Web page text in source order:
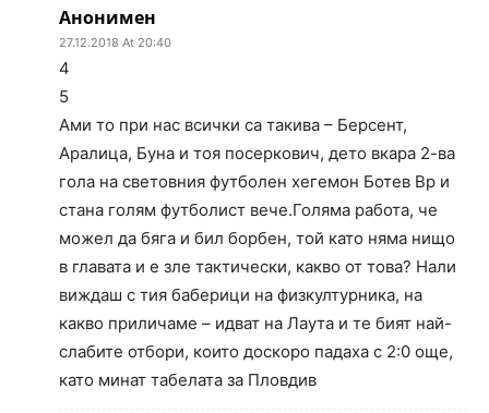
Анонимен
27.12.2018 At 20:40
4
5
Ами то при нас всички са такива – Берсент,
Аралица, Буна и тоя посеркович, дето вкара 2-ва
гола на световния футболен хегемон Ботев Вр и
стана голям футболист вече.Голяма работа, че
можел да бяга и бил борбен, той като няма нищо
в главата и е зле тактически, какво от това? Нали
виждаш с тия баберици на физкултурника, на
какво приличаме – идват на Лаута и те бият най-
слабите отбори, които доскоро падаха с 2:0 още,
като минат табелата за Пловдив